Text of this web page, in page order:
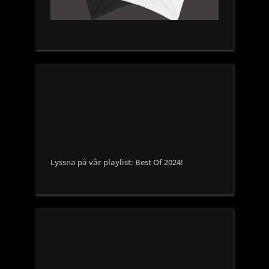
Lyssna på vår playlist: Best Of 2024!